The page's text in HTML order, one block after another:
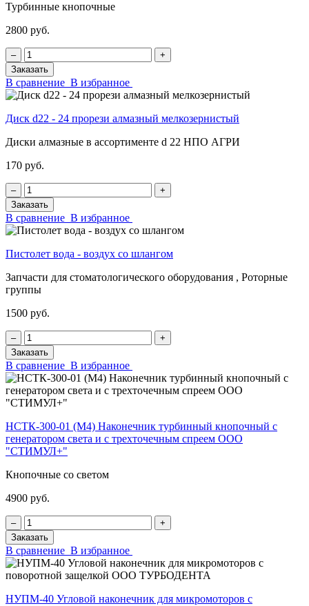
Турбинные кнопочные
2800 руб.
‒
+
Заказать
В сравнение В избранное
Диск d22 - 24 прорези алмазный мелкозернистый
Диски алмазные в ассортименте d 22 НПО АГРИ
170 руб.
‒
+
Заказать
В сравнение В избранное
Пистолет вода - воздух со шлангом
Запчасти для стоматологического оборудования , Роторные
группы
1500 руб.
‒
+
Заказать
В сравнение В избранное
НСТК-300-01 (М4) Наконечник турбинный кнопочный с
генератором света и с трехточечным спреем ООО
"СТИМУЛ+"
Кнопочные со светом
4900 руб.
‒
+
Заказать
В сравнение В избранное
НУПМ-40 Угловой наконечник для микромоторов с